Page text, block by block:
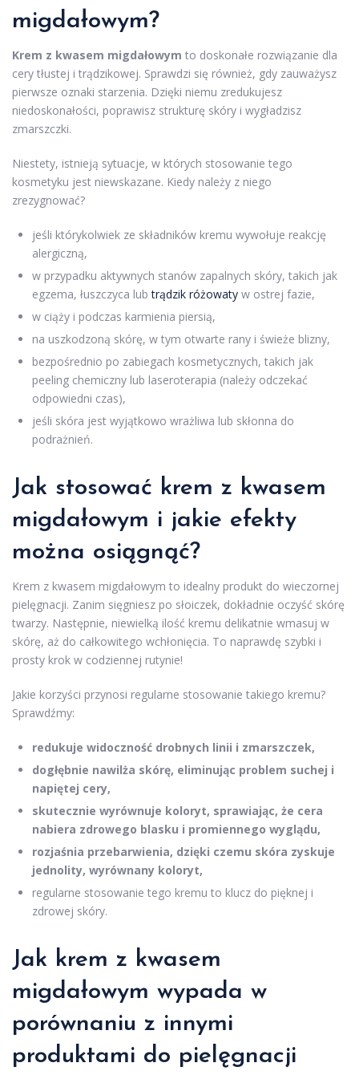
migdałowym?
Krem z kwasem migdałowym to doskonałe rozwiązanie dla
cery tłustej i trądzikowej. Sprawdzi się również, gdy zauważysz
pierwsze oznaki starzenia. Dzięki niemu zredukujesz
niedoskonałości, poprawisz strukturę skóry i wygładzisz
zmarszczki.
Niestety, istnieją sytuacje, w których stosowanie tego
kosmetyku jest niewskazane. Kiedy należy z niego
zrezygnować?
jeśli którykolwiek ze składników kremu wywołuje reakcję
alergiczną,
w przypadku aktywnych stanów zapalnych skóry, takich jak
egzema, łuszczyca lubtrądzik różowaty w ostrej fazie,
w ciąży i podczas karmienia piersią,
na uszkodzoną skórę, w tym otwarte rany i świeże blizny,
bezpośrednio po zabiegach kosmetycznych, takich jak
peeling chemiczny lub laseroterapia (należy odczekać
odpowiedni czas),
jeśli skóra jest wyjątkowo wrażliwa lub skłonna do
podrażnień.
Jak stosować krem z kwasem
migdałowym i jakie efekty
można osiągnąć?
Krem z kwasem migdałowym to idealny produkt do wieczornej
pielęgnacji. Zanim sięgniesz po słoiczek, dokładnie oczyść skórę
twarzy. Następnie, niewielką ilość kremu delikatnie wmasuj w
skórę, aż do całkowitego wchłonięcia. To naprawdę szybki i
prosty krok w codziennej rutynie!
Jakie korzyści przynosi regularne stosowanie takiego kremu?
Sprawdźmy:
redukuje widoczność drobnych linii i zmarszczek,
dogłębnie nawilża skórę, eliminując problem suchej i
napiętej cery,
skutecznie wyrównuje koloryt, sprawiając, że cera
nabiera zdrowego blasku i promiennego wyglądu,
rozjaśnia przebarwienia, dzięki czemu skóra zyskuje
jednolity, wyrównany koloryt,
regularne stosowanie tego kremu to klucz do pięknej i
zdrowej skóry.
Jak krem z kwasem
migdałowym wypada w
porównaniu z innymi
produktami do pielęgnacji